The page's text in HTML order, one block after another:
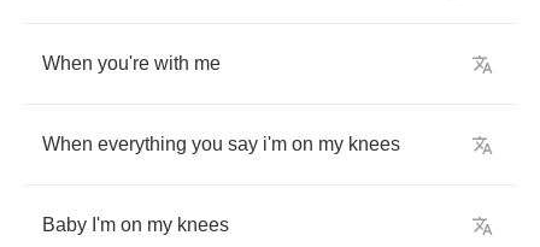
When you're with me
When everything you say i'm on my knees
Baby I'm on my knees